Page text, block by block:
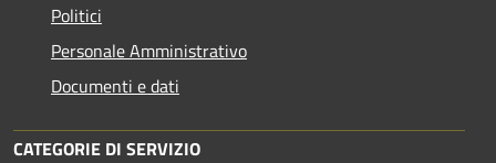
Politici
Personale Amministrativo
Documenti e dati
CATEGORIE DI SERVIZIO